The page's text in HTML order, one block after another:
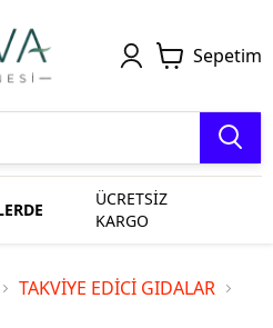
Sepetim
ÜCRETSİZ
KARGO
TAKVİYE EDİCİ GIDALAR